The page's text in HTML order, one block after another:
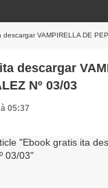
VAMPIRELLA DE
descargar
Nº 03/03
05:37